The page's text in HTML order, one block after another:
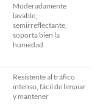
Moderadamente
lavable,
semirreflectante,
soporta bien la
humedad
Resistente al tráfico
intenso, fácil de limpiar
y mantener